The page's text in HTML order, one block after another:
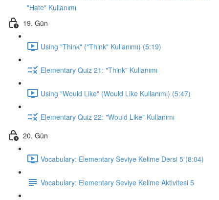
"Hate" Kullanımı
19. Gün
Using "Think" ("Think" Kullanımı) (5:19)
Elementary Quiz 21: "Think" Kullanımı
Using "Would Like" (Would Like Kullanımı) (5:47)
Elementary Quiz 22: "Would Like" Kullanımı
20. Gün
Vocabulary: Elementary Seviye Kelime Dersi 5 (8:04)
Vocabulary: Elementary Seviye Kelime Aktivitesi 5